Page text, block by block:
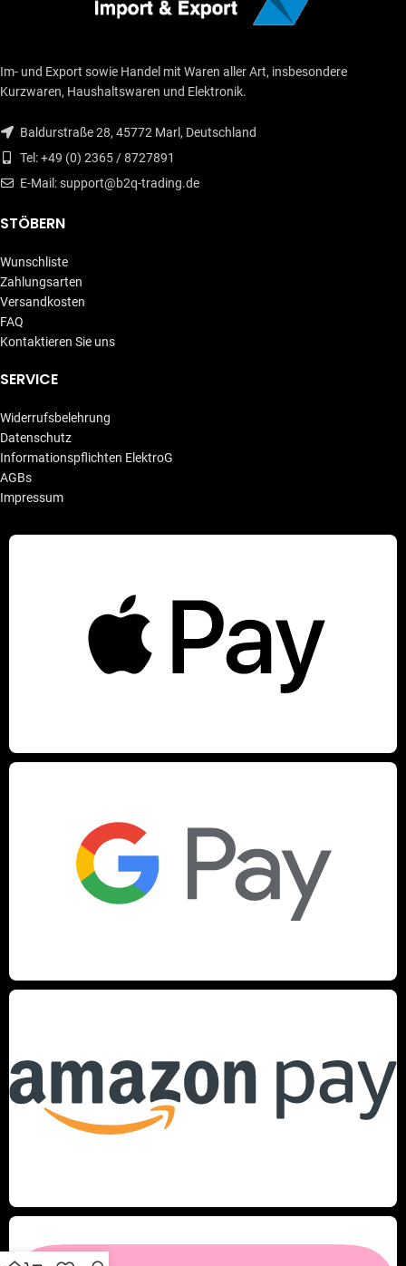
Im- und Export sowie Handel mit Waren aller Art, insbesondere
Kurzwaren, Haushaltswaren und Elektronik.
Baldurstraße 28, 45772 Marl, Deutschland
Tel: +49 (0) 2365 / 8727891
E-Mail: support@b2q-trading.de
STÖBERN
Wunschliste
Zahlungsarten
Versandkosten
FAQ
Kontaktieren Sie uns
SERVICE
Widerrufsbelehrung
Datenschutz
Informationspflichten ElektroG
AGBs
Impressum